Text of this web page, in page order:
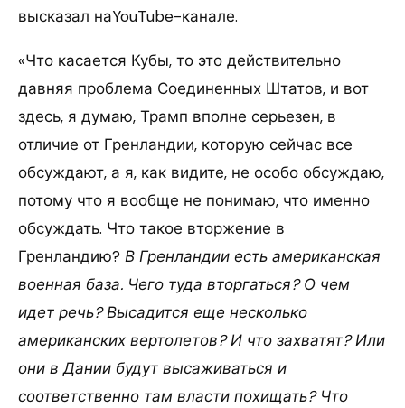
высказал наYouTube-канале.
«Что касается Кубы, то это действительно
давняя проблема Соединенных Штатов, и вот
здесь, я думаю, Трамп вполне серьезен, в
отличие от Гренландии, которую сейчас все
обсуждают, а я, как видите, не особо обсуждаю,
потому что я вообще не понимаю, что именно
обсуждать. Что такое вторжение в
Гренландию? В Гренландии есть американская
военная база. Чего туда вторгаться? О чем
идет речь? Высадится еще несколько
американских вертолетов? И что захватят? Или
они в Дании будут высаживаться и
соответственно там власти похищать? Что